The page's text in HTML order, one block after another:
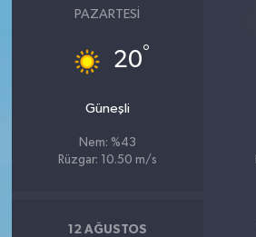
PAZARTESI
20°
Güneşli
Nem: %43
Rüzgar: 10.50 m/s
12 AĞUSTOS